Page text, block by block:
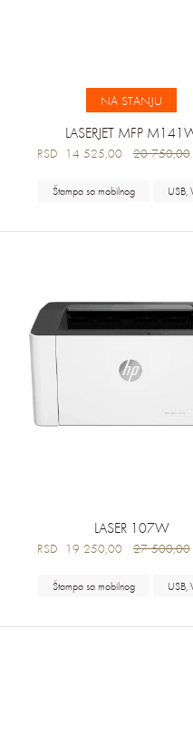
NA STANJU
LASERJET MFP
RSD 14 525,0020 750,00
Štampa sa mobilnog USB,
LASER 107W
RSD 19 250,0027 500,00
Štampa sa mobilnog USB,